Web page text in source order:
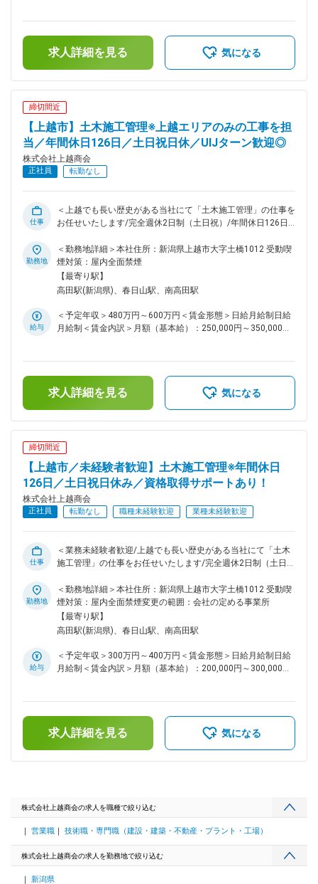
のためにタブレットやシステムを活用している者がおります。
■働く環境 平均残業5時間/年間休日125日/土日休み/資格手当
もございます。 ■当社について 当社のメイン事業は砂や砂
利、砕石の採取・販売です。当事業は官公庁からも安定的にニ
財務的な安定性を実現しております。今後に関しては建設業界
の働き方改善・従業員の定着という観点からも「休日日数の変
更」「ITシステムによる業務効率化」を進めていく方針です。
変更の範囲：会社の定める業務
下する可能性があります。月給(月額)は固定手当を含めた表記
です。
求人詳細を見る 気になる
締切間近
【上越市】土木施工管理※上越エリアのみの工事を担
当／年間休日126日／土日祝日休／UIJターン歓迎◎
株式会社上越商会
正社員 転勤なし
仕事
＜上越でも長い歴史がある当社にて「土木施工管理」の仕事を
お任せいたします/完全週休2日制（土日祝）/年間休日126日/
技士としての仕事をお任せいたします。 12月～3月の冬の期間
は除雪工事の管理業務をお任せすることがございますが、基本
的には上越エリア内の道路や河川の維持管理の工事がメインと
なります。 除雪工事に関しても担当エリアが区画ごとに定ま
タブレットを使用した業務効率化に関しても導入を積極的に推
奨しております。実際に現社員の中でも業務効率化のためにタ
名・40代2名・50代3名・60代5名）内7名は中途でご入社をい
ただいており、中途採用の方でも業務をキャッチアップいただ
ける環境です。 ■働く環境 年間休日126日/土日休み/資格手当
もございます。 ■当社について 当社のメイン事業は砂や砂
ーズを獲得している分野ですが、事業の多角化を進めることで
財務的な安定性を実現しております。今後に関しては建設業界
の働き方改善・従業員の定着という観点からも「休日日数の変
更」「ITシステムによる業務効率化」を進めていく方針です。
勤務地
＜勤務地詳細＞本社住所：新潟県上越市大字土橋1012 受動喫
煙対策：屋内全面禁煙
【最寄り駅】
高田駅(新潟県)、春日山駅、南高田駅
給与
＜予定年収＞480万円～600万円＜賃金形態＞日給月給制日給
月給制＜賃金内訳＞月額（基本給）：250,000円～350,000円/
月給(月額)は固定手当を含みます。
求人詳細を見る 気になる
締切間近
【上越市／未経験者歓迎】土木施工管理※年間休日
126日／土日祝日休み／資格取得サポートあり！
株式会社上越商会
正社員 転勤なし 職種未経験歓迎 業種未経験歓迎
仕事
＜業務未経験者歓迎/上越でも長い歴史がある当社にて「土木
施工管理」の仕事をお任せいたします/完全週休2日制（土日
当社の土木施工管理技士としての仕事をお任せいたします。
12月～3月の冬の期間は除雪工事の管理業務をお任せすること
がございますが、基本的には上越エリア内の道路や河川の維持
管理の工事がメインとなります。 除雪工事に関しても担当エ
況です。 ■業務補足 タブレットを使用した業務効率化に関し
ても導入を積極的に推奨しております。実際に現社員の中でも
名・20代3名・30代2名・40代2名・50代3名・60代5名）内7
名は中途でご入社をいただいており、中途採用の方でも業務を
キャッチアップいただける環境です。 ■働く環境 年間休日126
日/土日休み/資格手当もございます。 ■当社について 当社のメ
も「休日日数の変更」「ITシステムによる業務効率化」を進め
ていく方針です。 変更の範囲：会社の定める業務
勤務地
＜勤務地詳細＞本社住所：新潟県上越市大字土橋1012 受動喫
煙対策：屋内全面禁煙変更の範囲：会社の定める事業所
【最寄り駅】
高田駅(新潟県)、春日山駅、南高田駅
給与
＜予定年収＞300万円～400万円＜賃金形態＞日給月給制日給
月給制＜賃金内訳＞月額（基本給）：200,000円～300,000円/
月給(月額)は固定手当を含みます。
求人詳細を見る 気になる
株式会社上越商会の求人を職種で絞り込む
営業職 技術職・専門職（建設・建築・不動産・プラント・工場）
株式会社上越商会の求人を勤務地で絞り込む
新潟県